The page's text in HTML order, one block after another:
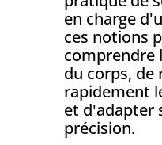
en charge
ces notions
comprendre
du corps, de
rapidement
et d'adapter
précision.